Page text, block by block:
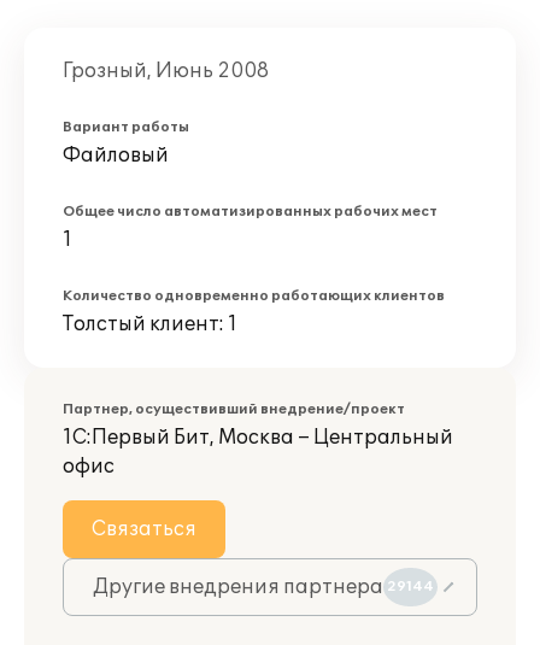
Грозный, Июнь 2008
Вариант работы
Файловый
Общее число автоматизированных рабочих мест
1
Количество одновременно работающих клиентов
Толстый клиент: 1
Партнер, осуществивший внедрение/проект
1С:Первый Бит, Москва – Центральный
офис
Связаться
Другие внедрения партнера 29144